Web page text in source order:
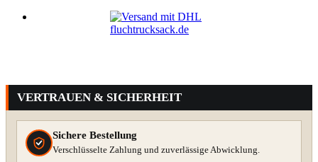
VERTRAUEN & SICHERHEIT
Sichere Bestellung
Verschlüsselte Zahlung und zuverlässige Abwicklung.